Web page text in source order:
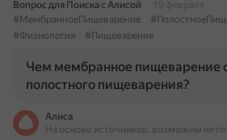
Вопрос для Поиска с Алисой
19 февраля
#МембранноеПищеварение
#Физиология
#Пищеварение
Чем мембранное пищеварение
полостного пищеварения?
Алиса
На основе источников, возможны